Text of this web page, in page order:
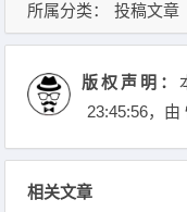
所属分类： 投稿文章
版权声明：
23:45:56，由
相关文章